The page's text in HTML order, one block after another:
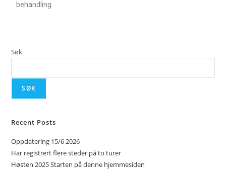
behandling.
Søk
SØK
Recent Posts
Oppdatering 15/6 2026
Har registrert flere steder på to turer
Høsten 2025 Starten på denne hjemmesiden